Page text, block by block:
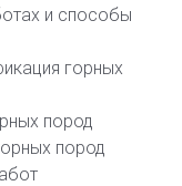
и способы
горных
пород
пород